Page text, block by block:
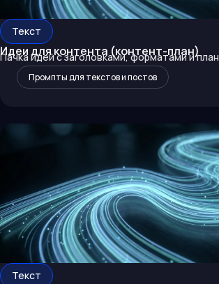
Текст
Идеи для контента (контент-план)
Пачка идей с заголовками, форматами и
Промпты для текстов и постов
Текст